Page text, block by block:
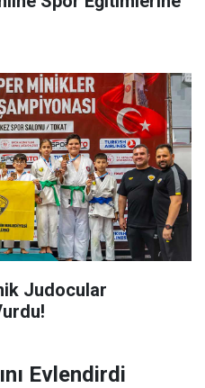
Judocular
Evlendirdi